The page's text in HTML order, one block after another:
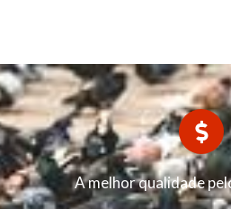
A melhor qualidade